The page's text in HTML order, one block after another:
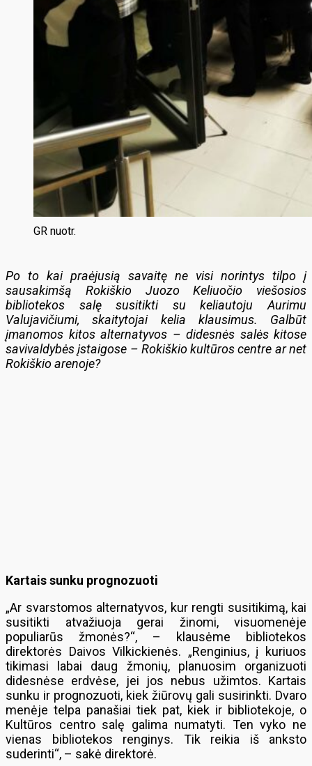
GR nuotr.
Po to kai praėjusią savaitę ne visi norintys tilpo į
sausakimšą Rokiškio Juozo Keliuočio viešosios
bibliotekos salę susitikti su keliautoju Aurimu
Valujavičiumi, skaitytojai kelia klausimus. Galbūt
įmanomos kitos alternatyvos – didesnės salės kitose
savivaldybės įstaigose – Rokiškio kultūros centre ar net
Rokiškio arenoje?
Kartais sunku prognozuoti
„Ar svarstomos alternatyvos, kur rengti susitikimą, kai
susitikti atvažiuoja gerai žinomi, visuomenėje
populiarūs žmonės?“, – klausėme bibliotekos
direktorės Daivos Vilkickienės. „Renginius, į kuriuos
tikimasi labai daug žmonių, planuosim organizuoti
didesnėse erdvėse, jei jos nebus užimtos. Kartais
sunku ir prognozuoti, kiek žiūrovų gali susirinkti. Dvaro
menėje telpa panašiai tiek pat, kiek ir bibliotekoje, o
Kultūros centro salę galima numatyti. Ten vyko ne
vienas bibliotekos renginys. Tik reikia iš anksto
suderinti“, – sakė direktorė.